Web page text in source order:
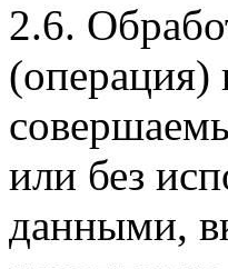
2.6.
(операция)
или без
данными,